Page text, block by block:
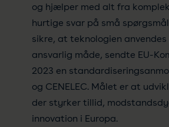
og hjælper med alt fra
hurtige svar på små
sikre, at teknologien
ansvarlig måde, sendte EU-
2023 en
og CENELEC. Målet er at
der styrker tillid,
innovation i Europa.